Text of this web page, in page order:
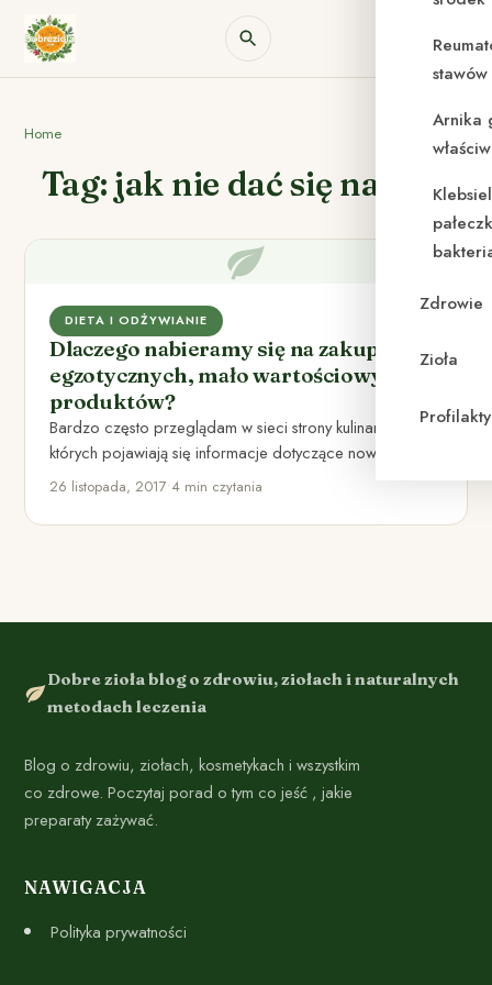
Arnika
Zdrowie
Zioła
Home
Tag: jak nie dać się nabrać
DIETA I ODŻYWIANIE
Dlaczego nabieramy się na zakup
egzotycznych, mało wartościowych
produktów?
Bardzo często przeglądam w sieci strony kulinarne, na
których pojawiają się informacje dotyczące nowości,
wchodzących na polski rynek.…
26 listopada, 2017•4 min czytania
Dobre zioła blog o zdrowiu, ziołach i naturalnych
metodach leczenia
Blog o zdrowiu, ziołach, kosmetykach i wszystkim
co zdrowe. Poczytaj porad o tym co jeść , jakie
preparaty zażywać.
NAWIGACJA
Polityka prywatności